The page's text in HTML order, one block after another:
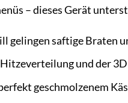
– dieses Gerät
saftige Braten
und der
geschmolzenem